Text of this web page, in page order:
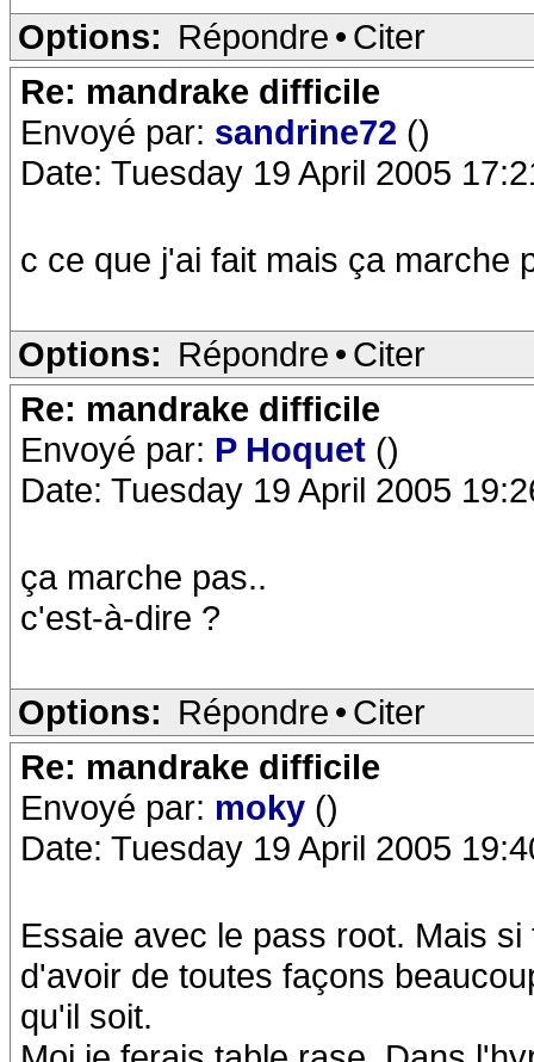
Options: Répondre • Citer
Re: mandrake difficile
Envoyé par: sandrine72 ()
Date: Tuesday 19 April 2005
c ce que j'ai fait mais ça marche
Options: Répondre • Citer
Re: mandrake difficile
Envoyé par: P Hoquet ()
Date: Tuesday 19 April 2005
ça marche pas..
c'est-à-dire ?
Options: Répondre • Citer
Re: mandrake difficile
Envoyé par: moky ()
Date: Tuesday 19 April 2005
Essaie avec le pass root. Mais
d'avoir de toutes façons
qu'il soit.